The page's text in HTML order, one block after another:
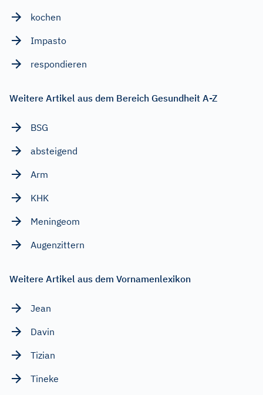
kochen
Impasto
respondieren
Weitere Artikel aus dem Bereich Gesundheit A-Z
BSG
absteigend
Arm
KHK
Meningeom
Augenzittern
Weitere Artikel aus dem Vornamenlexikon
Jean
Davin
Tizian
Tineke